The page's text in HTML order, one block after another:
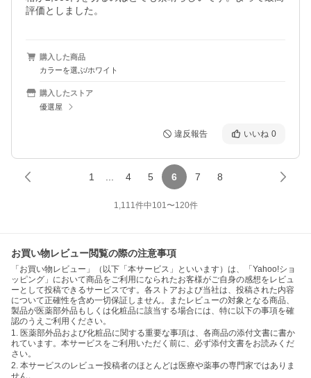
評価としました。
購入した商品
カラーを選ぶ/ホワイト
購入したストア
優選屋
違反報告 いいね 0
1 4 5 6 7 8
1,111件中101〜120件
お買い物レビュー閲覧の際の注意事項
「お買い物レビュー」（以下「本サービス」といいます）は、「Yahoo!ショ
ッピング」において商品をご利用になられたお客様がご自身の感想をレビュ
ーとして投稿できるサービスです。各ストアおよび当社は、投稿された内容
について正確性を含め一切保証しません。またレビューの対象となる商品、
製品が医薬部外品もしくは化粧品に該当する場合には、特に以下の事項を確
認のうえご利用ください。
1. 医薬部外品および化粧品に関する重要な事項は、各商品の添付文書に書か
れています。本サービスをご利用いただく前に、必ず添付文書をお読みくだ
さい。
2. 本サービスのレビュー投稿者のほとんどは医療や薬事の専門家ではありま
せん。